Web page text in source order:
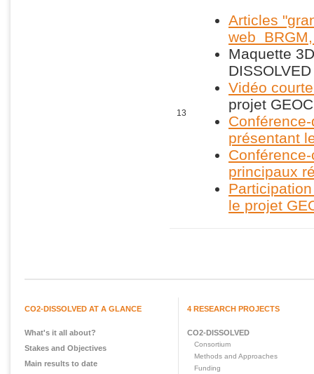
13
Articles
web BRGM,
Maquette
DISSOLVED
Vidéo
projet
présentant
principaux
le projet
CO2-DISSOLVED AT A GLANCE
What's it all about?
Stakes and Objectives
Main results to date
4 RESEARCH PROJECTS
CO2-DISSOLVED
Consortium
Methods and Approaches
Funding